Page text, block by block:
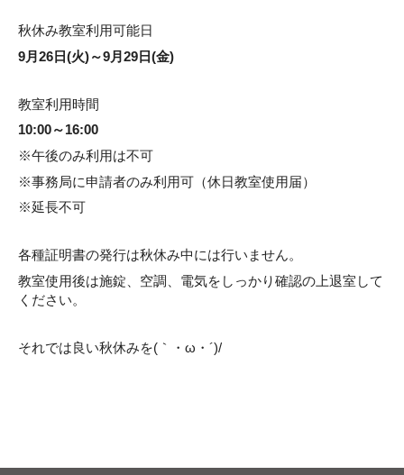
秋休み教室利用可能日
9月26日(火)～9月29日(金)
教室利用時間
10:00～16:00
※午後のみ利用は不可
※事務局に申請者のみ利用可（休日教室使用届）
※延長不可
各種証明書の発行は秋休み中には行いません。
教室使用後は施錠、空調、電気をしっかり確認の上退室して
ください。
それでは良い秋休みを(｀・ω・´)/